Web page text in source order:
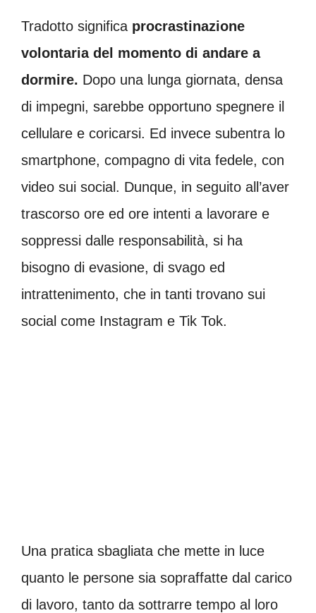
Tradotto significa procrastinazione
volontaria del momento di andare a
dormire. Dopo una lunga giornata, densa
di impegni, sarebbe opportuno spegnere il
cellulare e coricarsi. Ed invece subentra lo
smartphone, compagno di vita fedele, con
video sui social. Dunque, in seguito all’aver
trascorso ore ed ore intenti a lavorare e
soppressi dalle responsabilità, si ha
bisogno di evasione, di svago ed
intrattenimento, che in tanti trovano sui
social come Instagram e Tik Tok.
Una pratica sbagliata che mette in luce
quanto le persone sia sopraffatte dal carico
di lavoro, tanto da sottrarre tempo al loro